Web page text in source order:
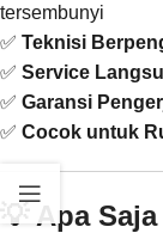
tersembunyi
✅ Teknisi
✅ Service
✅ Garansi
✅ Cocok untuk
💡 Apa